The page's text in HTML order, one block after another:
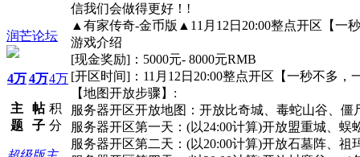
润芒论坛
4万
主
题
4万
帖
子
4万
积
分
信我们会做得更好！!
▲有家传奇-金币版▲11月12日20:00整点开区【一
游戏介绍
[现金奖励]：5000元- 8000元RMB
[开区时间]：11月12日20:00整点开区【一秒不多，
【地图开放步骤】:
服务器开区开放地图：开放比奇城、毒蛇山谷、
服务器开区第一天：(以24:00计算)开放盟重城、蜈
服务器开区第二天：(以20:00计算)开放石墓阵、祖